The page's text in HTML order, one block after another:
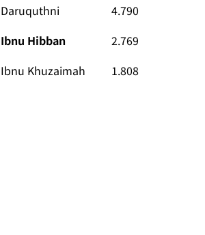
Daruquthni
4.790
Ibnu Hibban
2.769
Ibnu Khuzaimah
1.808